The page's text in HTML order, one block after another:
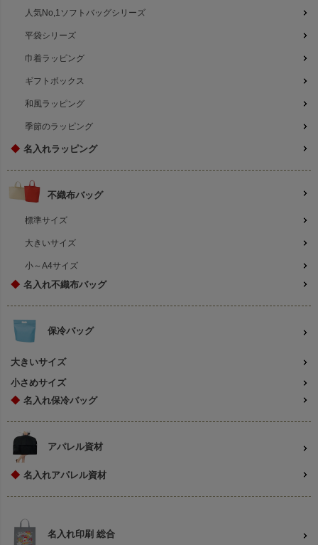
人気No,1ソフトバッグシリーズ
平袋シリーズ
巾着ラッピング
ギフトボックス
和風ラッピング
季節のラッピング
◆ 名入れラッピング
不織布バッグ
標準サイズ
大きいサイズ
小～A4サイズ
◆ 名入れ不織布バッグ
保冷バッグ
大きいサイズ
小さめサイズ
◆ 名入れ保冷バッグ
アパレル資材
◆ 名入れアパレル資材
名入れ印刷 総合